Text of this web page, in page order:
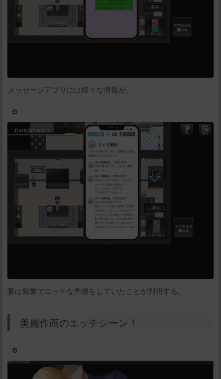
メッセージアプリには様々な情報が。
妻は副業でエッチな声優をしていたことが判明する。
美麗作画のエッチシーン！